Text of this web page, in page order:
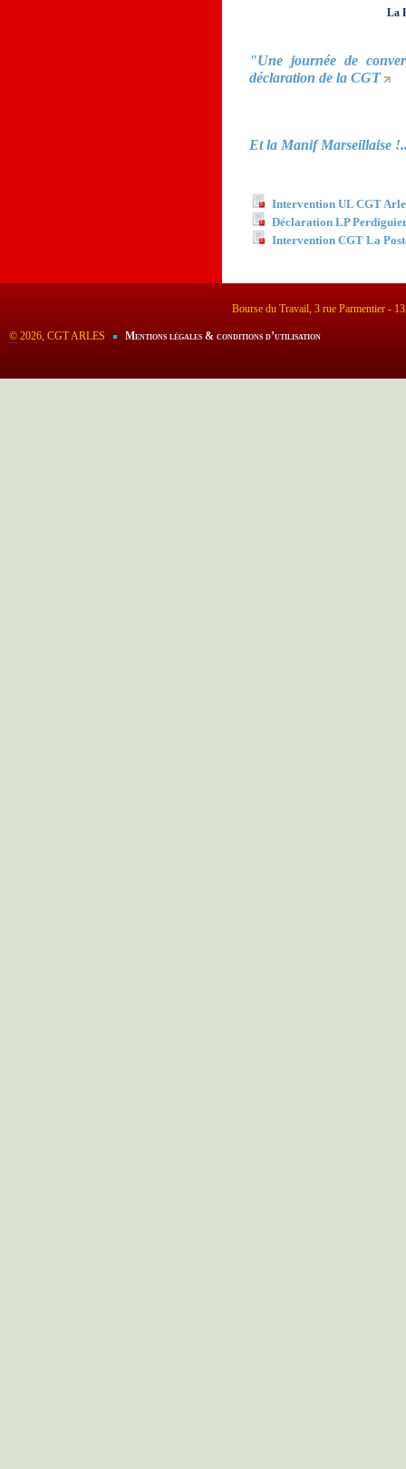
La
"Une journée de
déclaration de la CGT
Et la Manif Marseillaise
Intervention UL CGT
Déclaration LP
Intervention CGT La
Bourse du Travail, 3 rue Parmentier -
© 2026, CGT ARLES Mentions légales & conditions d’utilisation